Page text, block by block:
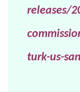
releases/
turk-us-